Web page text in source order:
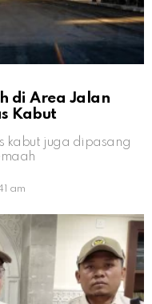
di Area Jalan
Kabut
kabut juga dipasang
am